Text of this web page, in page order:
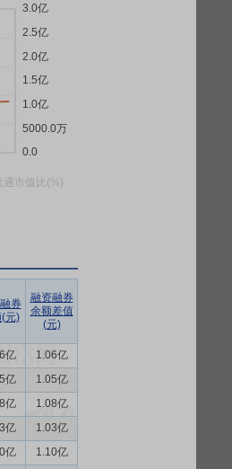
券
元)
融资融券
余额差值
(元)
亿
1.06亿
亿
1.05亿
亿
1.08亿
亿
1.03亿
亿
1.10亿